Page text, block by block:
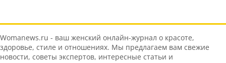
Womanews.ru - ваш женский онлайн-журнал о красоте,
здоровье, стиле и отношениях. Мы предлагаем вам свежие
новости, советы экспертов, интересные статьи и